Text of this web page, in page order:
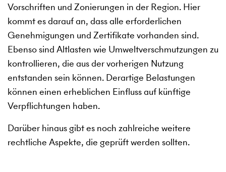
Vorschriften und Zonierungen in der Region. Hier
kommt es darauf an, dass alle erforderlichen
Genehmigungen und Zertifikate vorhanden sind.
Ebenso sind Altlasten wie Umweltverschmutzungen zu
kontrollieren, die aus der vorherigen Nutzung
entstanden sein können. Derartige Belastungen
können einen erheblichen Einfluss auf künftige
Verpflichtungen haben.
Darüber hinaus gibt es noch zahlreiche weitere
rechtliche Aspekte, die geprüft werden sollten.